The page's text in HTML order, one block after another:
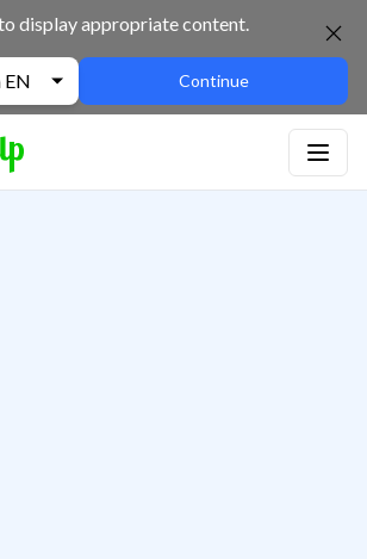
display appropriate content.
EN Continue